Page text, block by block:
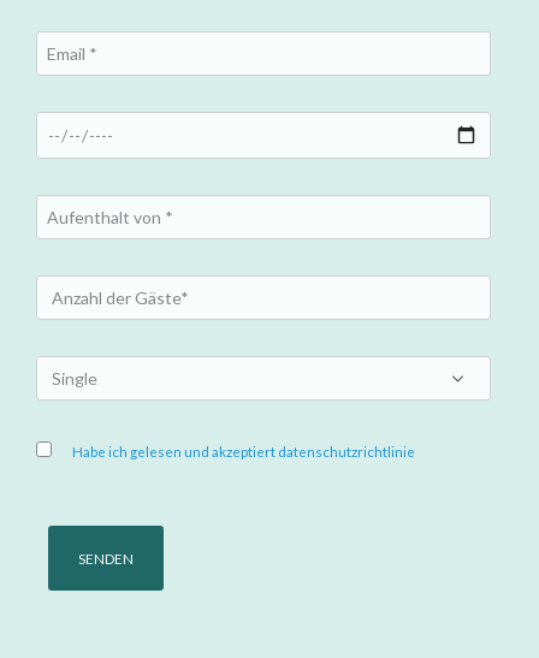
Habe ich gelesen und akzeptiert datenschutzrichtlinie